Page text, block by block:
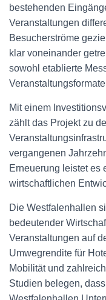
bestehenden
Veranstaltungen
Besucherströme
klar voneinander
sowohl etablierte
Mit einem
zählt das Projekt zu
vergangenen
Erneuerung leistet es
wirtschaftlichen
Die Westfalenhallen
bedeutender
Veranstaltungen auf
Umwegrendite für
Mobilität und
Studien belegen,